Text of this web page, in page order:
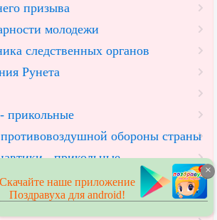
призыва
молодежи
следственных органов
Рунета
прикольные
обороны страны
- прикольные
технологии Ethernet
×
Скачайте наше приложение
Поздравуха для android!